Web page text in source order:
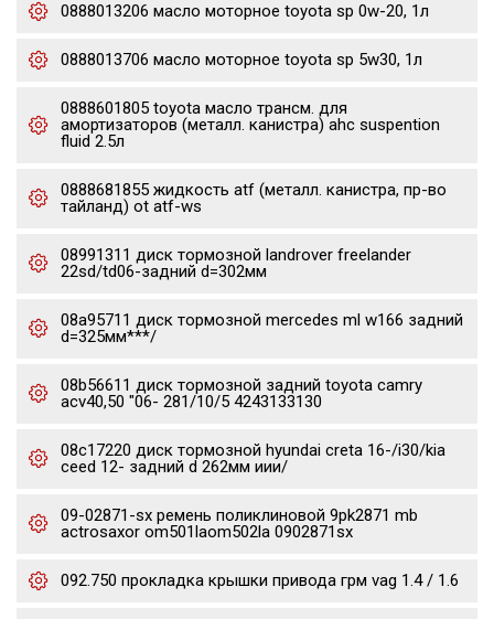
0888013206 масло моторное toyota sp 0w-20, 1л
0888013706 масло моторное toyota sp 5w30, 1л
0888601805 toyota масло трансм. для
амортизаторов (металл. канистра) ahc suspention
fluid 2.5л
0888681855 жидкость atf (металл. канистра, пр-во
тайланд) ot atf-ws
08991311 диск тормозной landrover freelander
22sd/td06-задний d=302мм
08a95711 диск тормозной mercedes ml w166 задний
d=325мм***/
08b56611 диск тормозной задний toyota camry
acv40,50 "06- 281/10/5 4243133130
08c17220 диск тормозной hyundai creta 16-/i30/kia
ceed 12- задний d 262мм иии/
09-02871-sx ремень поликлиновой 9pk2871 mb
actrosaxor om501laom502la 0902871sx
092.750 прокладка крышки привода грм vag 1.4 / 1.6